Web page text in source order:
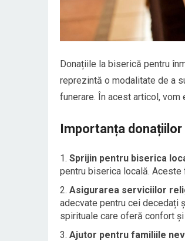
Donațiile la biserică pentru
reprezintă o modalitate de a
funerare. În acest articol,
Importanța
Sprijin pentru biserica
pentru biserica locală.
Asigurarea serviciilor
adecvate pentru cei decedați
spirituale care oferă confort
Ajutor pentru familiile